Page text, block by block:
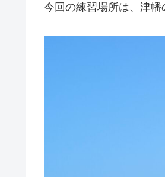
今回の練習場所は、津